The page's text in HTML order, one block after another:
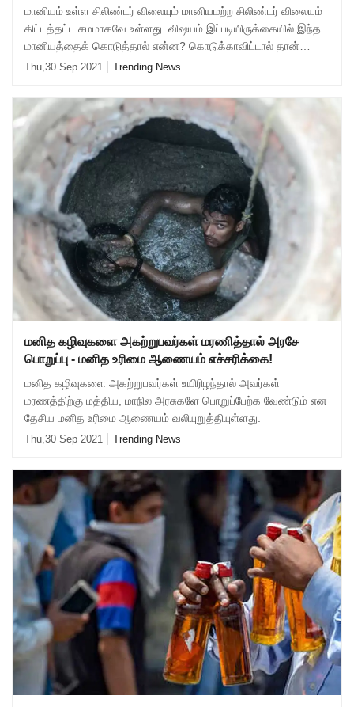
மானியம் உள்ள சிலிண்டர் விலையும் மானியமற்ற சிலிண்டர் விலையும்
கிட்டத்தட்ட சமமாகவே உள்ளது. விஷயம் இப்படியிருக்கையில் இந்த
மானியத்தைக் கொடுத்தால் என்ன? கொடுக்காவிட்டால் தான்
என்ன? மானியம் கொடுத்துவிட்டோ
Thu,30 Sep 2021 Trending News
மனித கழிவுகளை அகற்றுபவர்கள் மரணித்தால் அரசே
பொறுப்பு - மனித உரிமை ஆணையம் எச்சரிக்கை!
மனித கழிவுகளை அகற்றுபவர்கள் உயிரிழந்தால் அவர்கள்
மரணத்திற்கு மத்திய, மாநில அரசுகளே பொறுப்பேற்க வேண்டும் என
தேசிய மனித உரிமை ஆணையம் வலியுறுத்தியுள்ளது.
Thu,30 Sep 2021 Trending News